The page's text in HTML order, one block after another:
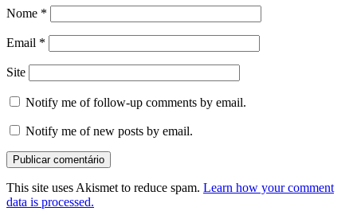
Nome *
Email *
Site
Notify me of follow-up comments by email.
Notify me of new posts by email.
This site uses Akismet to reduce spam. Learn how your comment
data is processed.